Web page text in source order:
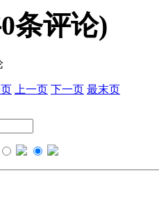
0条评论)
上一页 下一页 最末页